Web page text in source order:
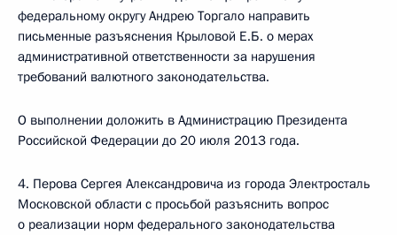
федеральному округу Андрею Торгало направить
письменные разъяснения Крыловой Е.Б. о мерах
административной ответственности за нарушения
требований валютного законодательства.
О выполнении доложить в Администрацию Президента
Российской Федерации до 20 июля 2013 года.
4. Перова Сергея Александровича из города Электросталь
Московской области с просьбой разъяснить вопрос
о реализации норм федерального законодательства